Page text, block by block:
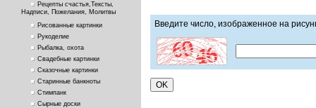
Рецепты счастья,Тексты,
Надписи, Пожелания, Молитвы
Рисованные картинки
Рукоделие
Рыбалка, охота
Свадебные картинки
Сказочные картинки
Старинные банкноты
Стимпанк
Сырные доски
Введите число, изображенное на